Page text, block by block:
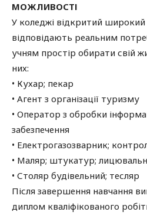
МОЖЛИВОСТІ
У коледжі відкритий широкий
відповідають реальним
учням простір обирати свій
них:
• Кухар; пекар
• Агент з організації туризму
• Оператор з обробки
забезпечення
• Електрогазозварник;
• Маляр; штукатур;
• Столяр будівельний; тесляр
Після завершення навчання
диплом кваліфікованого